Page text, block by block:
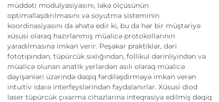
müddəti modulyasiyasını, ləkə ölçüsünün
optimallaşdırılmasını və soyutma sisteminin
koordinasiyasını da əhatə edir ki, bu da hər bir müştəriyə
xüsusi olaraq hazırlanmış müalicə protokollarının
yaradılmasına imkan verir. Peşəkar praktiklər, dəri
fototipindən, tüpürcük sıxlığından, follikul dərinliyindən və
müalicə olunan anatik yerlərdən asılı olaraq müalicə
dəyişənləri üzərində dəqiq fərdiləşdirməyə imkan verən
intuitiv idarə interfeyslərindən faydalanırlar. Xüsusi diod
laser tüpürcük çıxarma cihazlarına inteqrasiya edilmiş dəqiq